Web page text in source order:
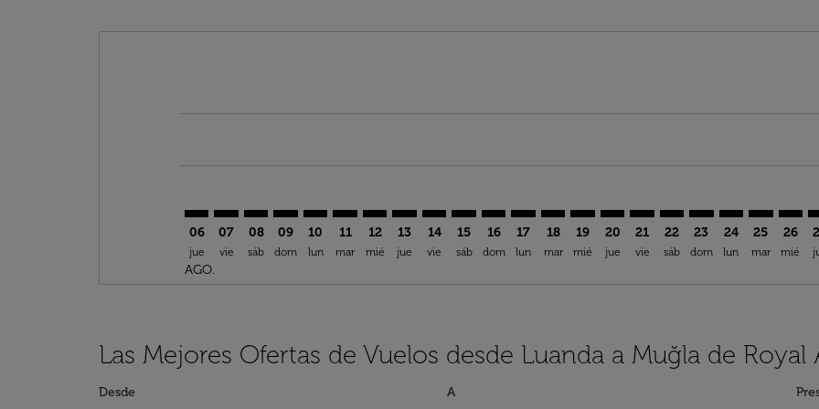
06
jue
AGO.
07
vie
08
sáb
09
dom
10
lun
11
mar
12
mié
13
jue
14
vie
15
sáb
16
dom
17
lun
18
mar
LAD–DLM: cmp-view-offers-
19
mié
LAD–DLM: cmp-view-offers-
20
jue
LAD–DLM: cmp-view-
21
vie
LAD–DLM: cmp-view-
22
sáb
LAD–DLM: cmp-
23
dom
LAD–DLM:
24
lun
25
mar
26
mié
Las Mejores Ofertas de Vuelos desde Luanda a Muğla de Royal
Desde A